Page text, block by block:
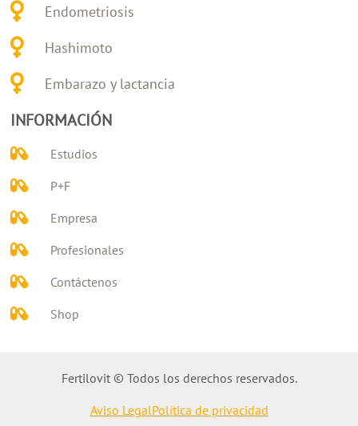
Endometriosis
Hashimoto
Embarazo y lactancia
INFORMACIÓN
Estudios
P+F
Empresa
Profesionales
Contáctenos
Shop
Fertilovit © Todos los derechos reservados.
Aviso LegalPolítica de privacidad